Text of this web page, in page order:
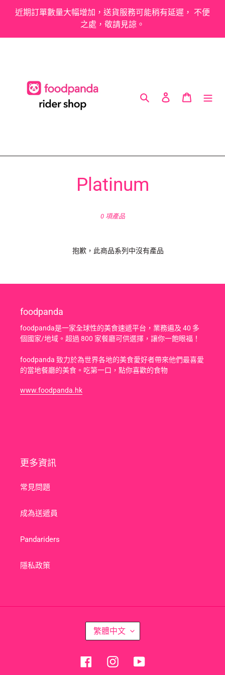
容
近期訂單數量大幅增加，送貨服務可能稍有延遲， 不便
之處，敬請見諒。
搜尋 登入 購物車
商
列
Platinum
0 項產品
抱歉，此商品系列中沒有產品
foodpanda
foodpanda是一家全球性的美食速遞平台，業務遍及 40 多
個國家/地域。超過 800 家餐廳可供選擇，讓你一飽眼福！
foodpanda 致力於為世界各地的美食愛好者帶來他們最喜愛
的當地餐廳的美食。吃第一口，點你喜歡的食物
www.foodpanda.hk
更多資訊
常見問題
成為送遞員
Pandariders
隱私政策
語
言
繁體中文
FacebookInstagramYouTube